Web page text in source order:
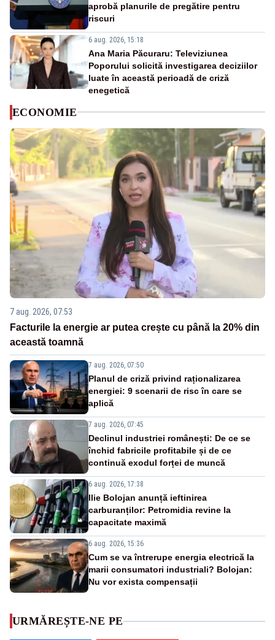
aprobă planurile de pregătire pentru
riscuri
6 aug. 2026, 15:18
Ana Maria Păcuraru: Televiziunea
Poporului solicită investigarea deciziilor
luate în această perioadă de criză
enegetică
ECONOMIE
7 aug. 2026, 07:53
Facturile la energie ar putea crește cu până la 20% din
această toamnă
7 aug. 2026, 07:50
Planul de criză privind raționalizarea
energiei: 9 scenarii de risc în care se
aplică
7 aug. 2026, 07:45
Declinul industriei românești: De ce se
închid fabricile profitabile și de ce
continuă exodul forței de muncă
6 aug. 2026, 17:38
Ilie Bolojan anunță ieftinirea
carburanților: Petromidia revine la
capacitate maximă
6 aug. 2026, 15:36
Cum se va întrerupe energia electrică la
marii consumatori industriali? Bolojan:
Nu vor exista compensații
URMĂREȘTE-NE PE